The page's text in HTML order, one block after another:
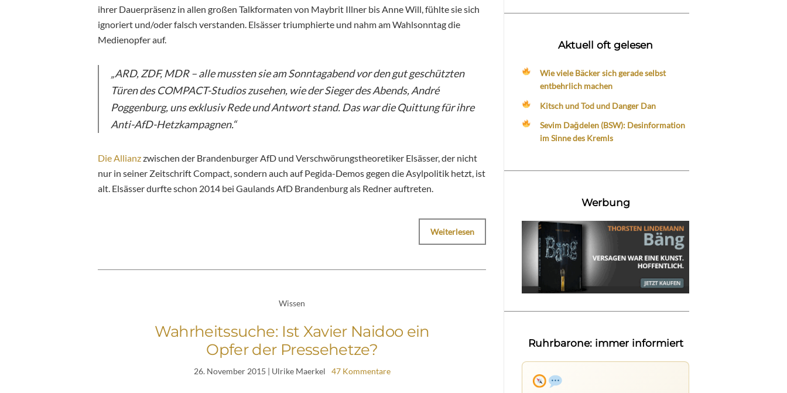
ihrer Dauerpräsenz in allen großen Talkformaten von Maybrit Illner bis Anne Will, fühlte sie sich
ignoriert und/oder falsch verstanden. Elsässer triumphierte und nahm am Wahlsonntag die
Medienopfer auf.
„ARD, ZDF, MDR – alle mussten sie am Sonntagabend vor den gut geschützten
Türen des COMPACT-Studios zusehen, wie der Sieger des Abends, André
Poggenburg, uns exklusiv Rede und Antwort stand. Das war die Quittung für ihre
Anti-AfD-Hetzkampagnen.“
Die Allianzzwischen der Brandenburger AfD und Verschwörungstheoretiker Elsässer, der nicht
nur in seiner Zeitschrift Compact, sondern auch auf Pegida-Demos gegen die Asylpolitik hetzt, ist
alt. Elsässer durfte schon 2014 bei Gaulands AfD Brandenburg als Redner auftreten.
Weiterlesen
Wissen
Wahrheitssuche: Ist Xavier Naidoo ein
Opfer der Pressehetze?
26. November 2015 | Ulrike Maerkel 47 Kommentare
Aktuell oft gelesen
Wie viele Bäcker sich gerade selbst
entbehrlich machen
Kitsch und Tod und Danger Dan
Sevim Dağdelen (BSW): Desinformation
im Sinne des Kremls
Werbung
Ruhrbarone: immer informiert